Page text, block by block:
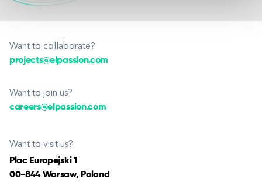
Want to collaborate?
projects@elpassion.com
Want to join us?
careers@elpassion.com
Want to visit us?
Plac Europejski 1
00-844 Warsaw, Poland